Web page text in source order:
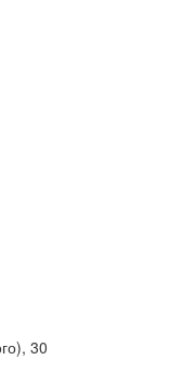
30